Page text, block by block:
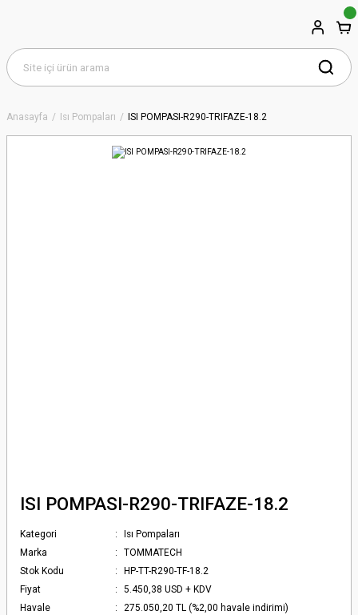
Anasayfa Isı Pompaları ISI POMPASI-R290-TRIFAZE-18.2
ISI POMPASI-R290-TRIFAZE-18.2
Kategori
Isı Pompaları
Marka
TOMMATECH
Stok Kodu
HP-TT-R290-TF-18.2
Fiyat
5.450,38 USD + KDV
Havale
275.050,20 TL (%2,00 havale indirimi)